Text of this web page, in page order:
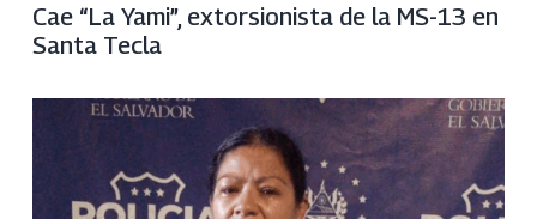
Cae “La Yami”, extorsionista de la MS-13 en
Santa Tecla